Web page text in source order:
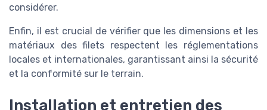
considérer.
Enfin, il est crucial de vérifier que les dimensions et les
matériaux des filets respectent les réglementations
locales et internationales, garantissant ainsi la sécurité
et la conformité sur le terrain.
Installation et entretien des